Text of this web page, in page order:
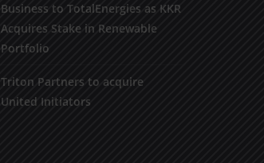
Business to TotalEnergies as KKR
Acquires Stake in Renewable
Portfolio
Triton Partners to acquire
United Initiators